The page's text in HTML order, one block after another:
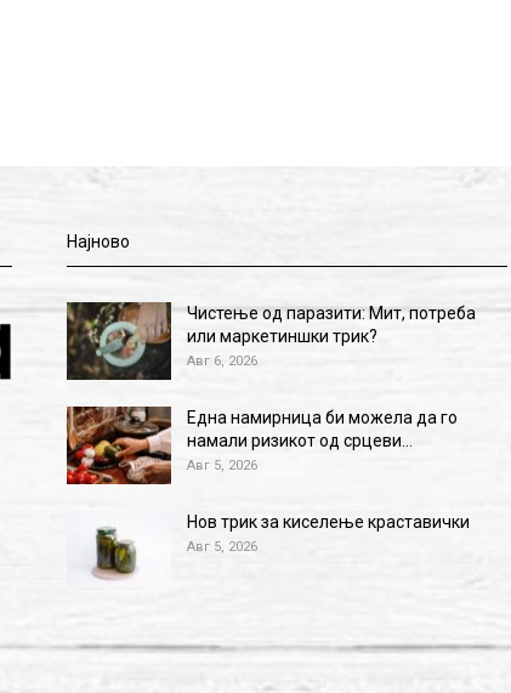
Најново
Чистење од паразити: Мит, потреба
или маркетиншки трик?
Авг 6, 2026
Една намирница би можела да го
намали ризикот од срцеви…
Авг 5, 2026
Нов трик за киселење краставички
Авг 5, 2026